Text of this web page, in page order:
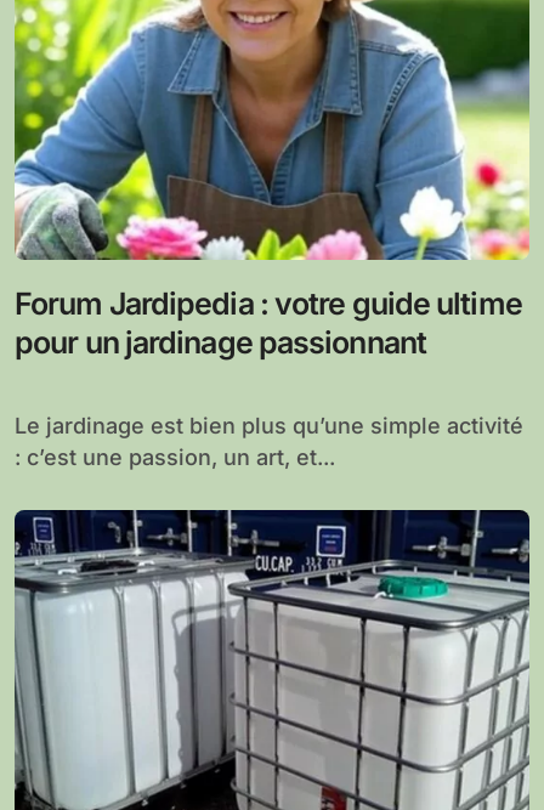
Forum Jardipedia : votre guide ultime
pour un jardinage passionnant
Le jardinage est bien plus qu’une simple activité
: c’est une passion, un art, et...